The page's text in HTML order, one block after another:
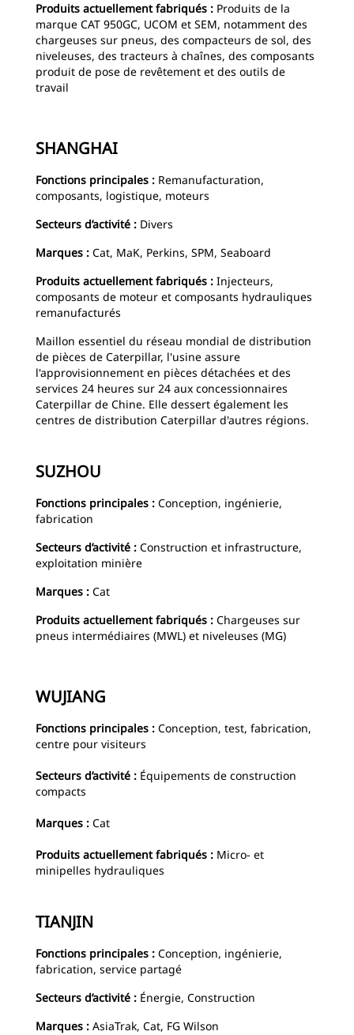
Produits actuellement fabriqués : Produits de la
marque CAT 950GC, UCOM et SEM, notamment des
chargeuses sur pneus, des compacteurs de sol, des
niveleuses, des tracteurs à chaînes, des composants
produit de pose de revêtement et des outils de
travail
SHANGHAI
Fonctions principales : Remanufacturation,
composants, logistique, moteurs
Secteurs d’activité : Divers
Marques : Cat, MaK, Perkins, SPM, Seaboard
Produits actuellement fabriqués : Injecteurs,
composants de moteur et composants hydrauliques
remanufacturés
Maillon essentiel du réseau mondial de distribution
de pièces de Caterpillar, l'usine assure
l'approvisionnement en pièces détachées et des
services 24 heures sur 24 aux concessionnaires
Caterpillar de Chine. Elle dessert également les
centres de distribution Caterpillar d'autres régions.
SUZHOU
Fonctions principales : Conception, ingénierie,
fabrication
Secteurs d’activité : Construction et infrastructure,
exploitation minière
Marques : Cat
Produits actuellement fabriqués : Chargeuses sur
pneus intermédiaires (MWL) et niveleuses (MG)
WUJIANG
Fonctions principales : Conception, test, fabrication,
centre pour visiteurs
Secteurs d’activité : Équipements de construction
compacts
Marques : Cat
Produits actuellement fabriqués : Micro- et
minipelles hydrauliques
TIANJIN
Fonctions principales : Conception, ingénierie,
fabrication, service partagé
Secteurs d’activité : Énergie, Construction
Marques : AsiaTrak, Cat, FG Wilson